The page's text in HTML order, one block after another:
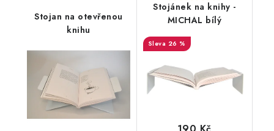
Stojan na otevřenou
knihu
Stojánek na knihy -
MICHAL bílý
26 %